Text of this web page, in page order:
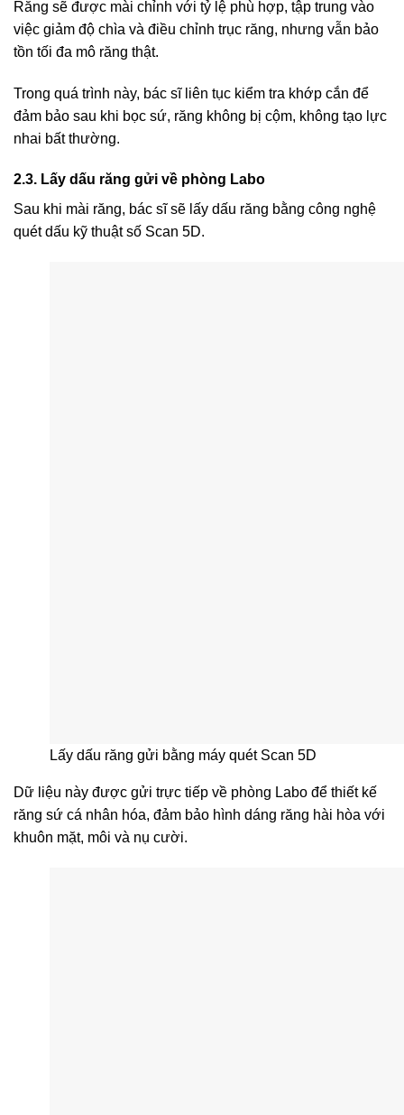
Răng sẽ được mài chỉnh với tỷ lệ phù hợp, tập trung vào
việc giảm độ chìa và điều chỉnh trục răng, nhưng vẫn bảo
tồn tối đa mô răng thật.
Trong quá trình này, bác sĩ liên tục kiểm tra khớp cắn để
đảm bảo sau khi bọc sứ, răng không bị cộm, không tạo lực
nhai bất thường.
2.3. Lấy dấu răng gửi về phòng Labo
Sau khi mài răng, bác sĩ sẽ lấy dấu răng bằng công nghệ
quét dấu kỹ thuật số Scan 5D.
Lấy dấu răng gửi bằng máy quét Scan 5D
Dữ liệu này được gửi trực tiếp về phòng Labo để thiết kế
răng sứ cá nhân hóa, đảm bảo hình dáng răng hài hòa với
khuôn mặt, môi và nụ cười.